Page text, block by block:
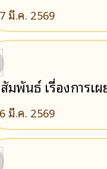
มี.ค. 2569
มพันธ์ เรื่องการเ
มี.ค. 2569